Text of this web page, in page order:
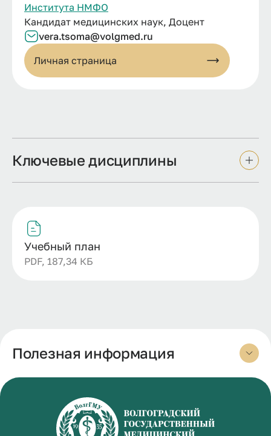
Института НМФО
Кандидат медицинских наук, Доцент
vera.tsoma@volgmed.ru
Личная страница
Ключевые дисциплины
Учебный план
PDF, 187,34 КБ
Полезная информация